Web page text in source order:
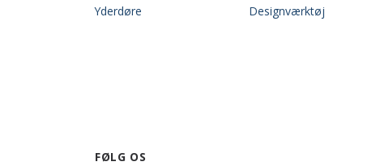
Yderdøre
Designværktøj
FØLG OS